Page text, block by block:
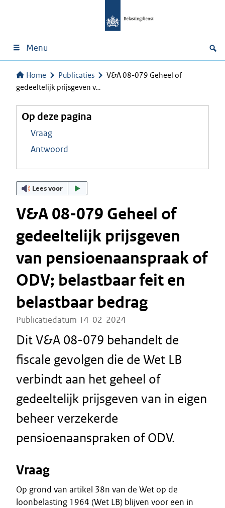
Menu
Home Publicaties
V&A 08-079 Geheel of
gedeeltelijk prijsgeven v…
Op deze pagina
Vraag
Antwoord
Lees voor
V&A 08-079 Geheel of
gedeeltelijk prijsgeven
van pensioenaanspraak of
ODV; belastbaar feit en
belastbaar bedrag
Publicatiedatum 14-02-2024
Dit V&A 08-079 behandelt de
fiscale gevolgen die de Wet LB
verbindt aan het geheel of
gedeeltelijk prijsgeven van in eigen
beheer verzekerde
pensioenaanspraken of ODV.
Vraag
Op grond van artikel 38n van de Wet op de
loonbelasting 1964 (Wet LB) blijven voor een in